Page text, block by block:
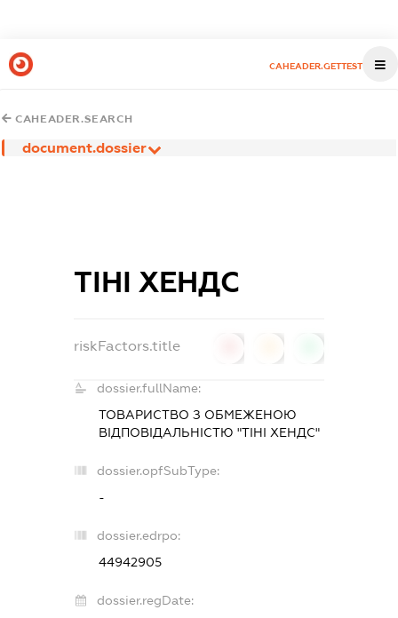
CAHEADER.GETTEST
CAHEADER.SEARCH
document.dossier
ТІНІ ХЕНДС
riskFactors.title
dossier.fullName:
ТОВАРИСТВО З ОБМЕЖЕНОЮ
ВІДПОВІДАЛЬНІСТЮ "ТІНІ ХЕНДС"
dossier.opfSubType:
-
dossier.edrpo:
44942905
dossier.regDate: